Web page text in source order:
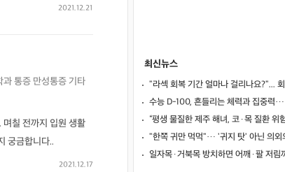
2021.12.21
과통증 만성통증 기타
칠 전까지 입원 생활
궁금합니다..
2021.12.17
최신뉴스